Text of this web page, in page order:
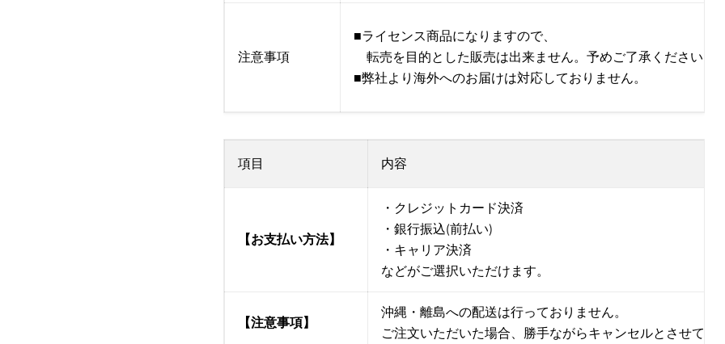
注意事項
■ライセンス商品になりますので、
転売を目的とした販売は出来ません。予めご了承ください。
■弊社より海外へのお届けは対応しておりません。
項目 内容
【お支払い方法】
・クレジットカード決済
・銀行振込(前払い)
・キャリア決済
などがご選択いただけます。
【注意事項】
沖縄・離島への配送は行っておりません。
ご注文いただいた場合、勝手ながらキャンセルとさせてい